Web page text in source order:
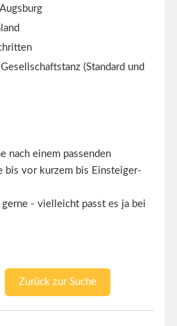
(Standard und
nach einem passenden
bis vor kurzem bis Einsteiger-
gerne - vielleicht passt es ja bei
Zurück zur Suche